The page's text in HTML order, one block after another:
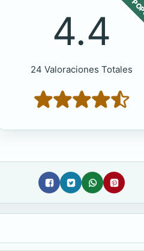
4.4
24 Valoraciones Totales